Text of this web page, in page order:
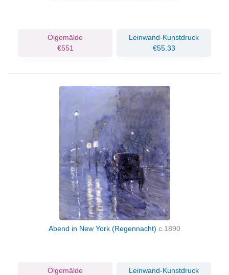
Ölgemälde
€551
Leinwand-Kunstdruck
€55.33
Abend in New York (Regennacht) c.1890
Ölgemälde
Leinwand-Kunstdruck